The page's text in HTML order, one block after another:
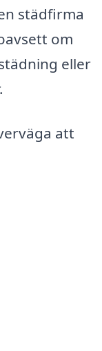
städfirma
om
eller
att